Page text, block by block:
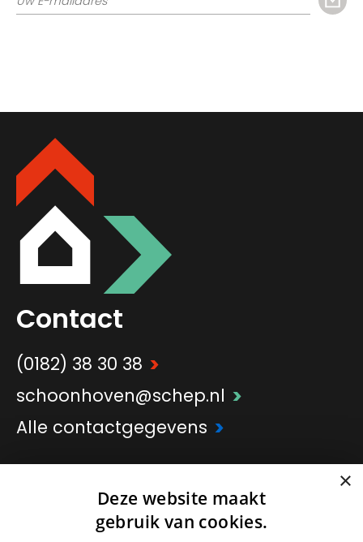
Contact
(0182) 38 30 38 >
schoonhoven@schep.nl >
Alle contactgegevens >
Onderdeel van Schep Groep ×
Deze website maakt
gebruik van cookies.